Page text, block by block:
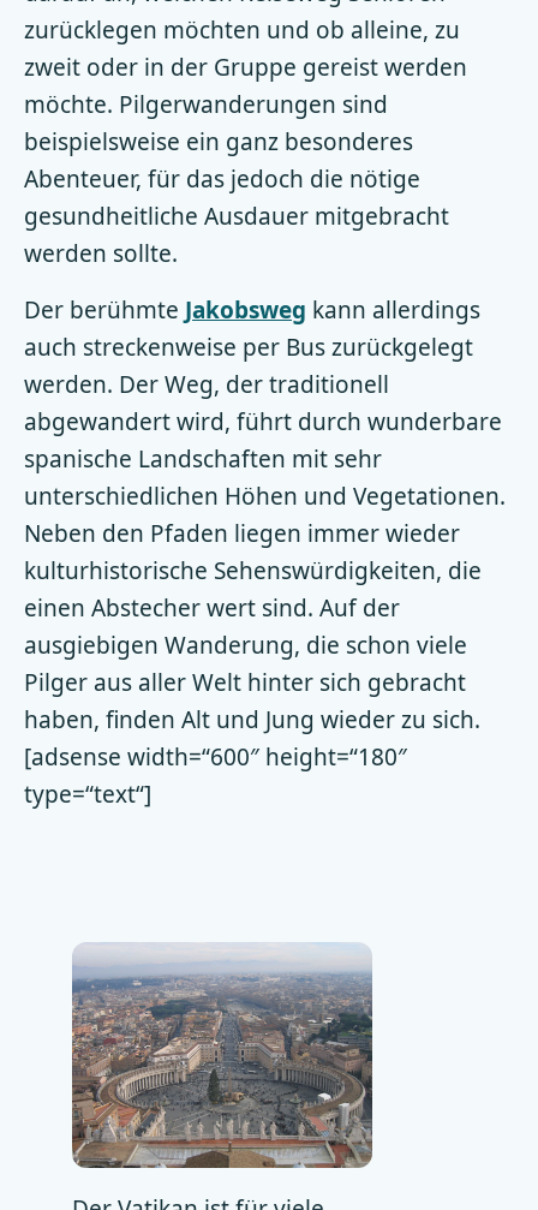
zurücklegen möchten und ob alleine, zu
zweit oder in der Gruppe gereist werden
möchte. Pilgerwanderungen sind
beispielsweise ein ganz besonderes
Abenteuer, für das jedoch die nötige
gesundheitliche Ausdauer mitgebracht
werden sollte.
Der berühmte Jakobsweg kann allerdings
auch streckenweise per Bus zurückgelegt
werden. Der Weg, der traditionell
abgewandert wird, führt durch wunderbare
spanische Landschaften mit sehr
unterschiedlichen Höhen und Vegetationen.
Neben den Pfaden liegen immer wieder
kulturhistorische Sehenswürdigkeiten, die
einen Abstecher wert sind. Auf der
ausgiebigen Wanderung, die schon viele
Pilger aus aller Welt hinter sich gebracht
haben, finden Alt und Jung wieder zu sich.
[adsense width=“600″ height=“180″
type=“text“]